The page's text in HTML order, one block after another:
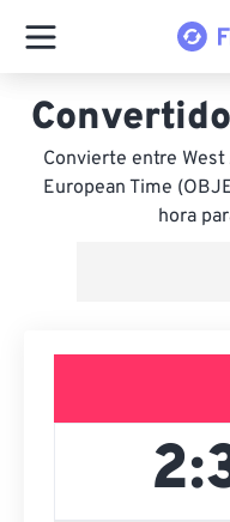
Convierte entre West
European Time
hora